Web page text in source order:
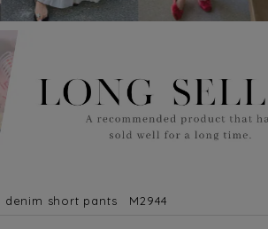
denim short pants M2944